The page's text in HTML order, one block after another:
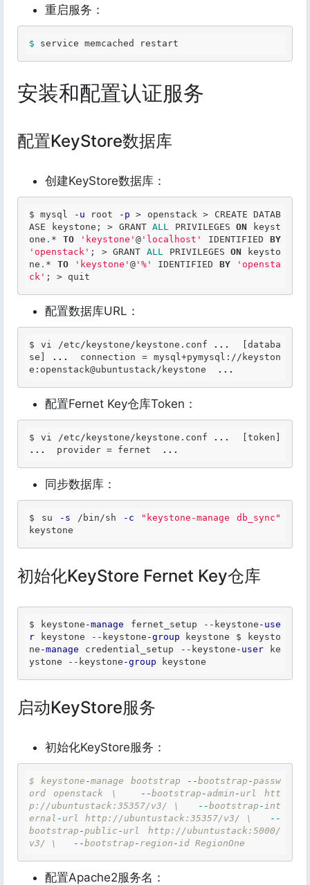
重启服务：
$ service memcached restart
安装和配置认证服务
配置KeyStore数据库
创建KeyStore数据库：
$ mysql -u root -p > openstack > CREATE DATAB
ASE keystone; > GRANT ALL PRIVILEGES ON keyst
one . * TO 'keystone' @ 'localhost' IDENTIFIED BY
'openstack' ; > GRANT ALL PRIVILEGES ON keysto
ne . * TO 'keystone' @'%' IDENTIFIED BY
'opensta
ck' ; > quit
配置数据库URL：
$ vi /etc/keystone/keystone.conf ...
  [databa
se]
...
  connection = mysql+pymysql://keyston
e:openstack@ubuntustack/keystone
...
配置Fernet Key仓库Token：
$ vi /etc/keystone/keystone.conf ...
...
  provider = fernet
...
同步数据库：
$ su -s /bin/sh -c
"keystone-manage db_sync"
keystone
初始化KeyStore Fernet Key仓库
$ keystone -manage fernet_setup -- keystone -use
r keystone -- keystone -group keystone $ keysto
ne -manage credential_setup -- keystone -user ke
ystone
-- keystone -group keystone
启动KeyStore服务
初始化KeyStore服务：
$ keystone -manage bootstrap - -bootstrap -passw
ord
openstack \ - -bootstrap -admin - url
htt
p://ubuntustack:35357/v3/
\ - -bootstrap -int
ernal - url http://ubuntustack:35357/v3/ \ - -
bootstrap -public - url
http://ubuntustack:5000/
v3/
\ - -bootstrap - region -id RegionOne
配置Apache2服务名：